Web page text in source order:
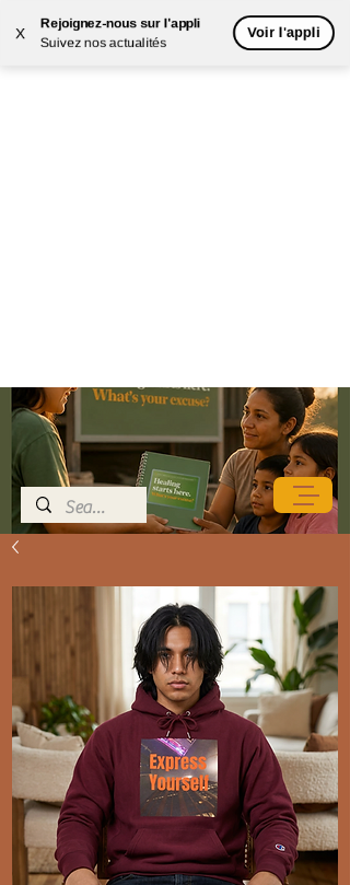
X
Rejoignez-nous sur l'appli
Suivez nos actualités
Voir l'appli